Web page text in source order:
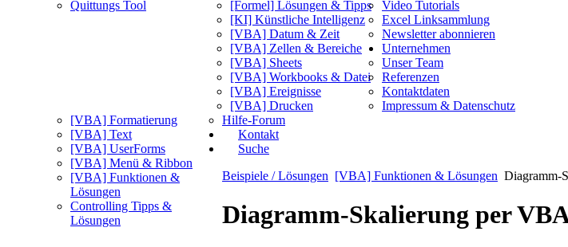
Quittungs Tool
[Formel] Lösungen & Tipps
[KI] Künstliche Intelligenz
[VBA] Datum & Zeit
[VBA] Zellen & Bereiche
[VBA] Sheets
[VBA] Workbooks & Datei
[VBA] Ereignisse
[VBA] Drucken
[VBA] Formatierung
[VBA] Text
[VBA] UserForms
[VBA] Menü & Ribbon
[VBA] Funktionen &
Lösungen
Controlling Tipps &
Lösungen
Video Tutorials
Excel Linksammlung
Newsletter abonnieren
Unternehmen
Unser Team
Referenzen
Kontaktdaten
Impressum & Datenschutz
Hilfe-Forum
Kontakt
Suche
Beispiele / Lösungen [VBA] Funktionen & Lösungen Diagramm-
Diagramm-Skalierung per